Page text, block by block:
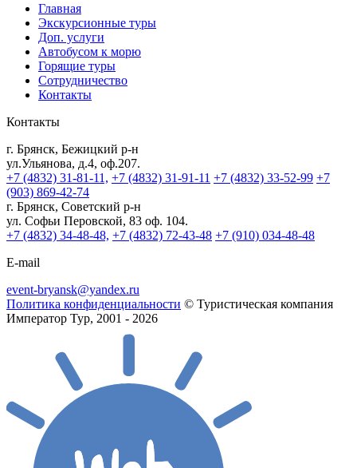
Главная
Экскурсионные туры
Доп. услуги
Автобусом к морю
Горящие туры
Сотрудничество
Контакты
Контакты
г. Брянск, Бежицкий р-н
ул.Ульянова, д.4, оф.207.
+7 (4832) 31-81-11, +7 (4832) 31-91-11 +7 (4832) 33-52-99 +7
(903) 869-42-74
г. Брянск, Советский р-н
ул. Софьи Перовской, 83 оф. 104.
+7 (4832) 34-48-48, +7 (4832) 72-43-48 +7 (910) 034-48-48
E-mail
event-bryansk@yandex.ru
Политика конфиденциальности © Туристическая компания
Император Тур, 2001 - 2026